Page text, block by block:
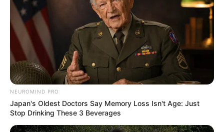
NEUROMIND PRO
Japan's Oldest Doctors Say Memory Loss Isn't Age: Just
Stop Drinking These 3 Beverages